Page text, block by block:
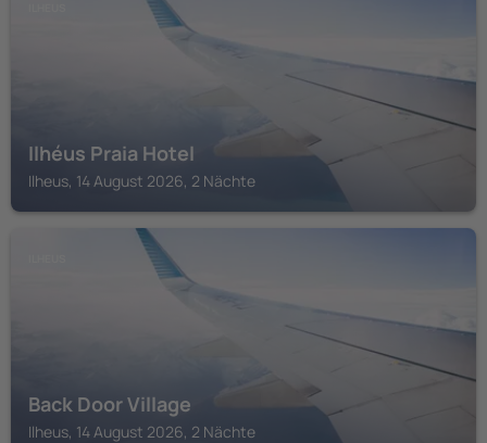
Ilhéus Praia Hotel
Ilheus, 14 August 2026, 2 Nächte
Back Door Village
Ilheus, 14 August 2026, 2 Nächte